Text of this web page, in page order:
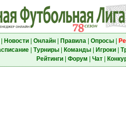
Новости| Онлайн| Правила| Опросы|
| Турниры| Команды| Игроки|
Рейтинги| Форум Чат|